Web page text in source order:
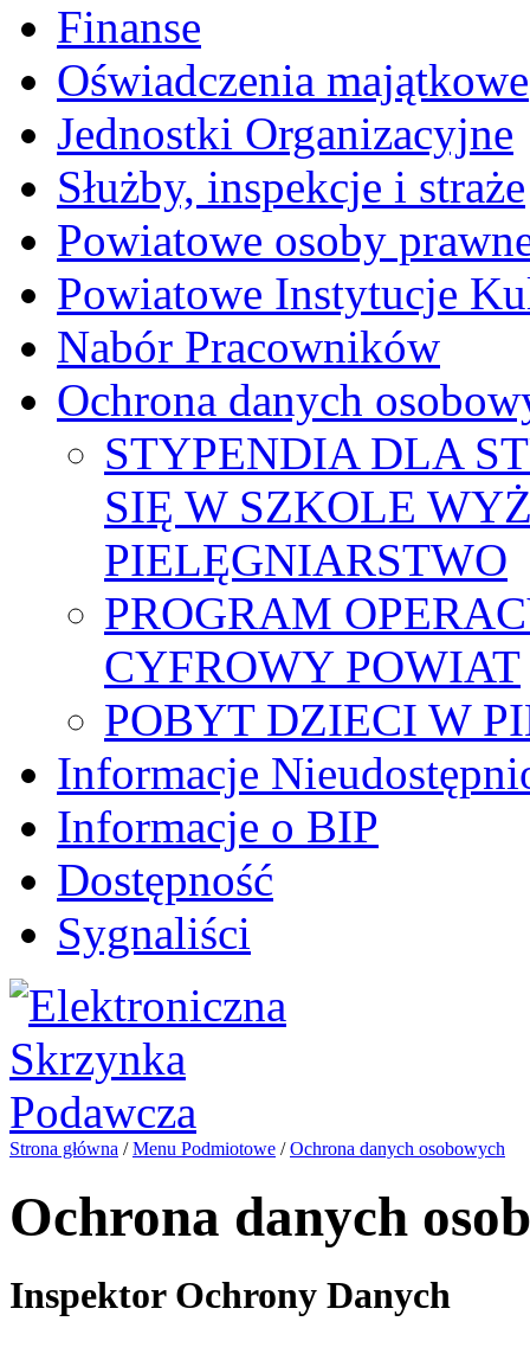
Finanse
Oświadczenia majątkowe
Jednostki Organizacyjne
Służby, inspekcje i straże
Powiatowe osoby
Powiatowe Instytucje
Nabór Pracowników
Ochrona danych
STYPENDIA DLA
SIĘ W SZKOLE
PIELĘGNIARSTWO
PROGRAM
CYFROWY POWIAT
POBYT DZIECI W
Informacje
Informacje o BIP
Dostępność
Sygnaliści
Strona główna /Menu Podmiotowe /Ochrona danych osobowych
Ochrona danych
Inspektor Ochrony Danych